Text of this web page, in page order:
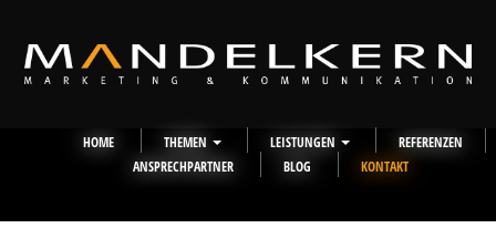
HOME THEMEN LEISTUNGEN
REFERENZEN
ANSPRECHPARTNER
BLOG KONTAKT